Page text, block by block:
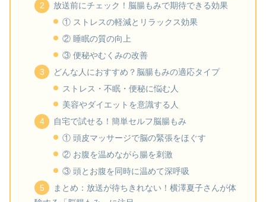
放送前にチェック！脳腸もみで期待できる効果
① ストレスの軽減とリラックス効果
② 睡眠の質の向上
③ 便秘やむくみの改善
どんな人におすすめ？脳腸もみの適応タイプ
ストレス・不眠・便秘に悩む人
美容やダイエットを意識する人
自宅で試せる！簡単セルフ脳腸もみ
① 頭皮マッサージで脳の緊張をほぐす
② お腹を温めながら腸を刺激
③ 頭とお腹を同時に温めて深呼吸
まとめ：放送が待ちきれない！横澤夏子さんが体